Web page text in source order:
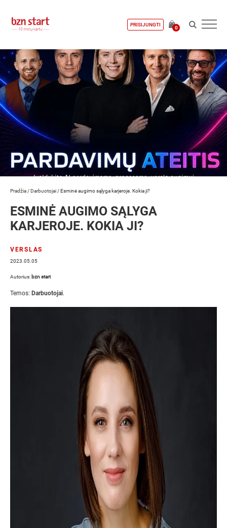
PRISIJUNGTI
0
Pradžia /Darbuotojai /Esminė augimo sąlyga karjeroje. Kokia ji?
ESMINĖ AUGIMO SĄLYGA
KARJEROJE. KOKIA JI?
VERSLAS
2023.05.05
Autorius: bzn start
Temos: Darbuotojai.